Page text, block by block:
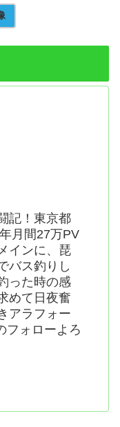
記！東京都
月間27万PV
インに、琵
バス釣りし
った時の感
めて日夜奮
アラフォー
フォローよろ